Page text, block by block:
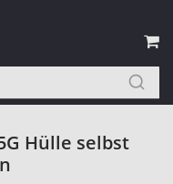
Hülle selbst